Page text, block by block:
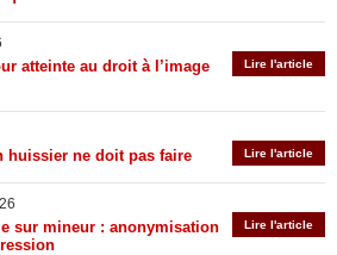
Lire l'article
atteinte au droit à l’image
Lire l'article
huissier ne doit pas faire
Lire l'article
sur mineur : anonymisation